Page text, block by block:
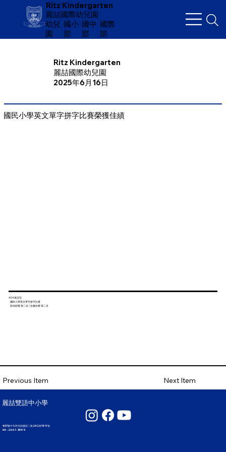
Ritz Kindergarten
麗喆國際幼兒園
幼兒
園
​國小
部
國中
部
國際
部
Ritz Kindergarten
麗喆國際幼兒園
2025年6月16日
國民小學英文單字拼字比賽榮獲佳績
404黃苡瑄
國民小學英文單字拼字比賽
區域初賽 第二名 / 全國決賽 第二名
Previous Item Next Item
麗喆雙語中小學
407臺中市西屯區國安二路242巷199號
04 - 2461 - 3099